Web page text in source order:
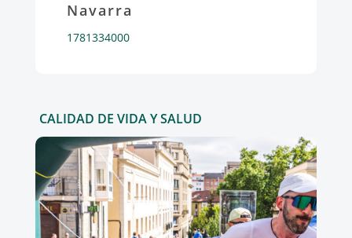
Navarra
1781334000
CALIDAD DE VIDA Y SALUD